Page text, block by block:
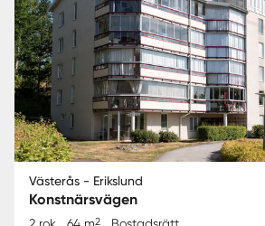
Västerås - Erikslund
Konstnärsvägen
2